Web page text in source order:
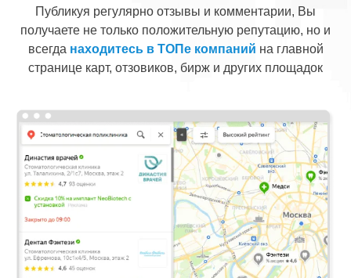
Публикуя регулярно отзывы и комментарии, Вы
получаете не только положительную репутацию, но и
всегда находитесь в ТОПе компаний на главной
странице карт, отзовиков, бирж и других площадок